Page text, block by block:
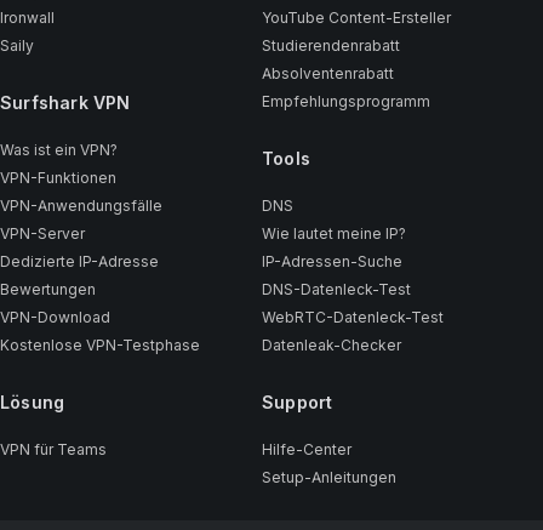
Ironwall
Saily
Surfshark VPN
Was ist ein VPN?
VPN-Funktionen
VPN-Anwendungsfälle
VPN-Server
Dedizierte IP-Adresse
Bewertungen
VPN-Download
Kostenlose VPN-Testphase
Lösung
VPN für Teams
YouTube Content-Ersteller
Studierendenrabatt
Absolventenrabatt
Empfehlungsprogramm
Tools
DNS
Wie lautet meine IP?
IP-Adressen-Suche
DNS-Datenleck-Test
WebRTC-Datenleck-Test
Datenleak-Checker
Support
Hilfe-Center
Setup-Anleitungen